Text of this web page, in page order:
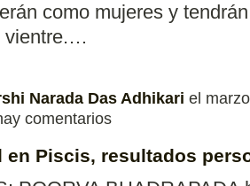
como mujeres y
vientre.…
Narada Das Adhikari el
comentarios
en Piscis, resultados